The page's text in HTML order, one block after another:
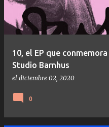
10, el EP que
Studio Barnhus
el diciembre 02, 2020
0